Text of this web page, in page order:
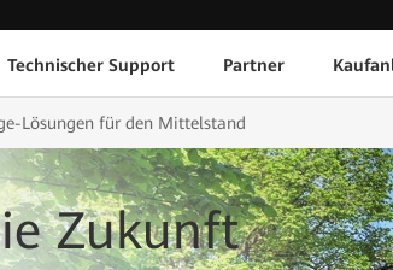
Technischer Support Partner
Lösungen für den Mittelstand
Zukunft